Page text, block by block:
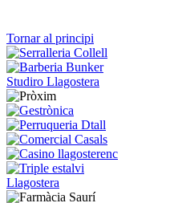
Tornar al principi